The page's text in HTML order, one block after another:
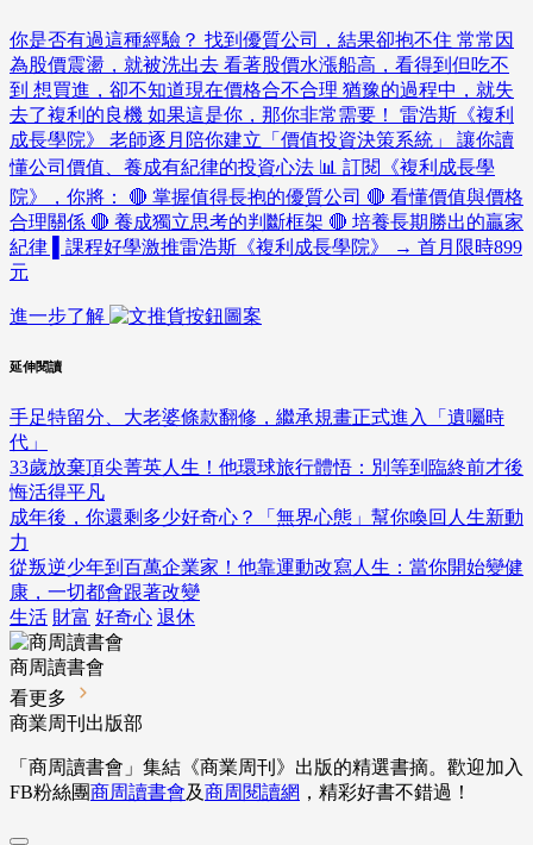
你是否有過這種經驗？ 找到優質公司，結果卻抱不住 常常因
為股價震盪，就被洗出去 看著股價水漲船高，看得到但吃不
到 想買進，卻不知道現在價格合不合理 猶豫的過程中，就失
去了複利的良機 如果這是你，那你非常需要！ 雷浩斯《複利
成長學院》 老師逐月陪你建立「價值投資決策系統」 讓你讀
懂公司價值、養成有紀律的投資心法 📊 訂閱《複利成長學
院》，你將： 🔴 掌握值得長抱的優質公司 🔴 看懂價值與價格
合理關係 🔴 養成獨立思考的判斷框架 🔴 培養長期勝出的贏家
紀律 ▌課程好學激推雷浩斯《複利成長學院》 → 首月限時899
元
進一步了解
延伸閱讀
手足特留分、大老婆條款翻修，繼承規畫正式進入「遺囑時
代」
33歲放棄頂尖菁英人生！他環球旅行體悟：別等到臨終前才後
悔活得平凡
成年後，你還剩多少好奇心？「無界心態」幫你喚回人生新動
力
從叛逆少年到百萬企業家！他靠運動改寫人生：當你開始變健
康，一切都會跟著改變
生活 財富 好奇心 退休
商周讀書會
看更多
商業周刊出版部
「商周讀書會」集結《商業周刊》出版的精選書摘。歡迎加入
FB粉絲團商周讀書會及商周閱讀網 ，精彩好書不錯過！